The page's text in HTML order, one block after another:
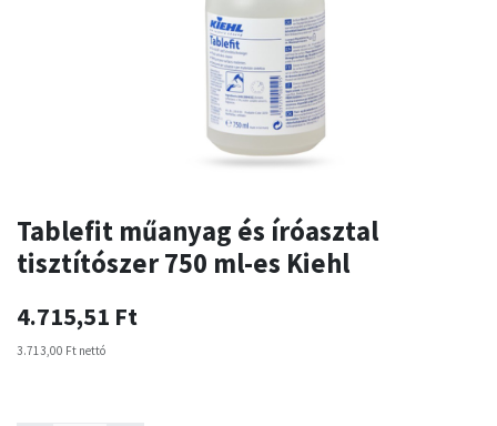
Tablefit műanyag és íróasztal
tisztítószer 750 ml-es Kiehl
4.715,51 Ft
3.713,00 Ft nettó